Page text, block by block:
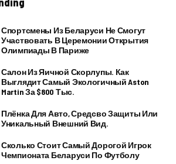
Спортсмены Из Беларуси Не Смогут
Участвовать В Церемонии Открытия
Олимпиады В Париже
Салон Из Яичной Скорлупы. Как
Выглядит Самый Экологичный Aston
Martin За $800 Тыс.
Плёнка Для Авто, Средсво Защиты Или
Уникальный Внешний Вид.
Сколько Стоит Самый Дорогой Игрок
Чемпионата Беларуси По Футболу